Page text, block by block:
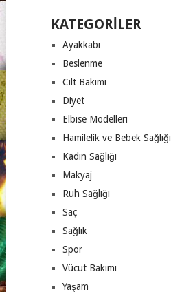
KATEGORILER
Ayakkabı
Beslenme
Cilt Bakımı
Diyet
Elbise Modelleri
Hamilelik ve Bebek Sağlığı
Kadın Sağlığı
Makyaj
Ruh Sağlığı
Saç
Sağlık
Spor
Vücut Bakımı
Yaşam